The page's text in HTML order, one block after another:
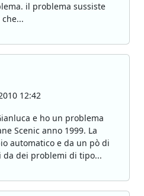
il problema sussiste
12:42
e ho un problema
Scenic anno 1999. La
automatico e da un pò di
da dei problemi di tipo...